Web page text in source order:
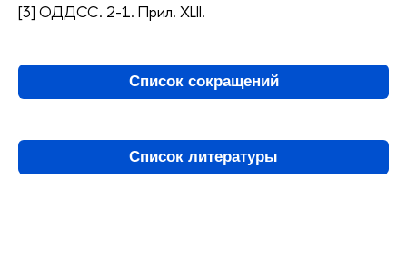
[3] ОДДСС. 2-1. Прил. XLII.
Список сокращений
Список литературы